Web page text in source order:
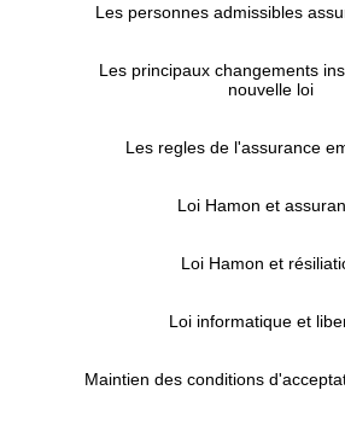
Les personnes admissibles
Les principaux changements
nouvelle loi
Les regles de l'assurance
Loi Hamon et
Loi Hamon et
Loi informatique et
Maintien des conditions